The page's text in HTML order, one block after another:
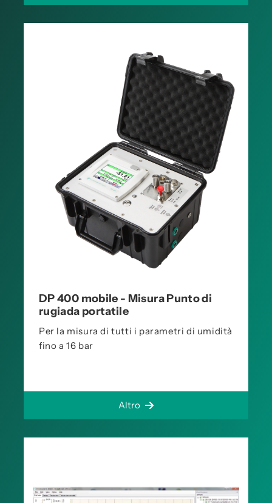
DP 400 mobile - Misura Punto di
rugiada portatile
Per la misura di tutti i parametri di umidità
fino a 16 bar
Altro